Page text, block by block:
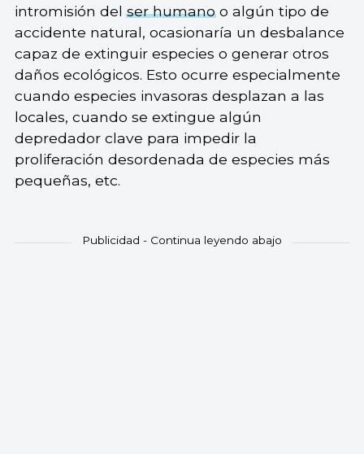
intromisión delser humanoo algún tipo de
accidente natural, ocasionaría un desbalance
capaz de extinguir especies o generar otros
daños ecológicos. Esto ocurre especialmente
cuando especies invasoras desplazan a las
locales, cuando se extingue algún
depredador clave para impedir la
proliferación desordenada de especies más
pequeñas, etc.